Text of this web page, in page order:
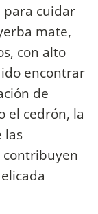
para cuidar
mate,
con alto
encontrar
de
el cedrón, la
las
contribuyen